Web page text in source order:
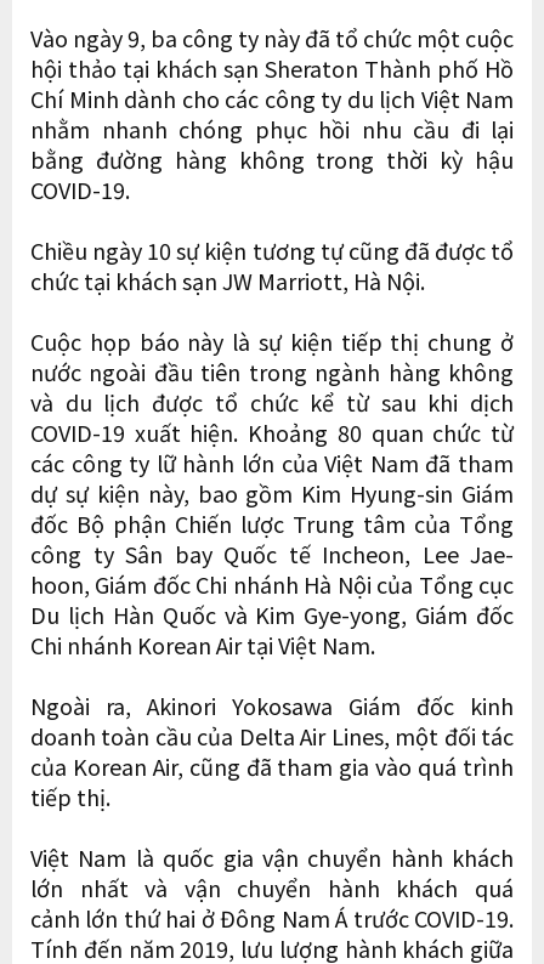
Vào ngày 9, ba công ty này đã tổ chức một cuộc
hội thảo tại khách sạn Sheraton Thành phố Hồ
Chí Minh dành cho các công ty du lịch Việt Nam
nhằm nhanh chóng phục hồi nhu cầu đi lại
bằng đường hàng không trong thời kỳ hậu
COVID-19.
Chiều ngày 10 sự kiện tương tự cũng đã được tổ
chức tại khách sạn JW Marriott, Hà Nội.
Cuộc họp báo này là sự kiện tiếp thị chung ở
nước ngoài đầu tiên trong ngành hàng không
và du lịch được tổ chức kể từ sau khi dịch
COVID-19 xuất hiện. Khoảng 80 quan chức từ
các công ty lữ hành lớn của Việt Nam đã tham
dự sự kiện này, bao gồm Kim Hyung-sin Giám
đốc Bộ phận Chiến lược Trung tâm của Tổng
công ty Sân bay Quốc tế Incheon, Lee Jae-
hoon, Giám đốc Chi nhánh Hà Nội của Tổng cục
Du lịch Hàn Quốc và Kim Gye-yong, Giám đốc
Chi nhánh Korean Air tại Việt Nam.
Ngoài ra, Akinori Yokosawa Giám đốc kinh
doanh toàn cầu của Delta Air Lines, một đối tác
của Korean Air, cũng đã tham gia vào quá trình
tiếp thị.
Việt Nam là quốc gia vận chuyển hành khách
lớn nhất và vận chuyển hành khách quá
cảnh lớn thứ hai ở Đông Nam Á trước COVID-19.
Tính đến năm 2019, lưu lượng hành khách giữa